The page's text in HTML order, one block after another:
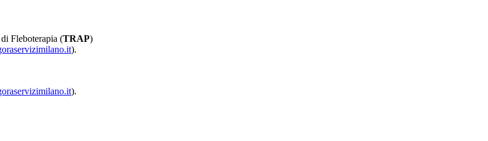
di Fleboterapia (TRAP)
).
).